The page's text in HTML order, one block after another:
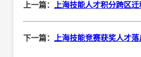
上一篇： 上海技能人才积分跨区
下一篇： 上海技能竞赛获奖人才